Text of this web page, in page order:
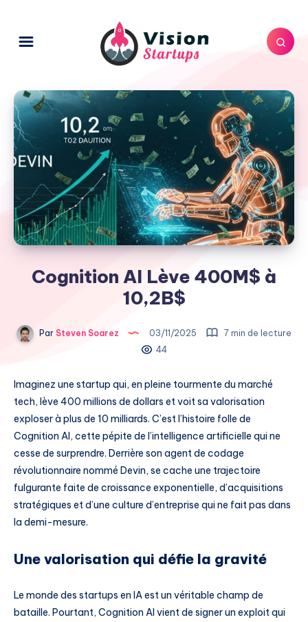
Cognition AI Lève 400M$ à
10,2B$
Par Steven Soarez 03/11/2025
7 min de lecture
44
Imaginez une startup qui, en pleine tourmente du marché
tech, lève 400 millions de dollars et voit sa valorisation
exploser à plus de 10 milliards. C’est l’histoire folle de
Cognition AI, cette pépite de l’intelligence artificielle qui ne
cesse de surprendre. Derrière son agent de codage
révolutionnaire nommé Devin, se cache une trajectoire
fulgurante faite de croissance exponentielle, d’acquisitions
stratégiques et d’une culture d’entreprise qui ne fait pas dans
la demi-mesure.
Une valorisation qui défie la gravité
Le monde des startups en IA est un véritable champ de
bataille. Pourtant, Cognition AI vient de signer un exploit qui